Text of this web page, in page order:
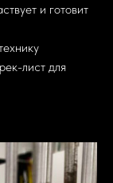
и готовит
лист для